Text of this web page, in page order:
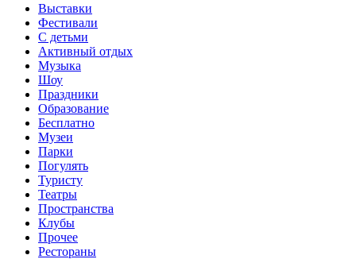
Выставки
Фестивали
С детьми
Активный отдых
Музыка
Шоу
Праздники
Образование
Бесплатно
Музеи
Парки
Погулять
Туристу
Театры
Пространства
Клубы
Прочее
Рестораны